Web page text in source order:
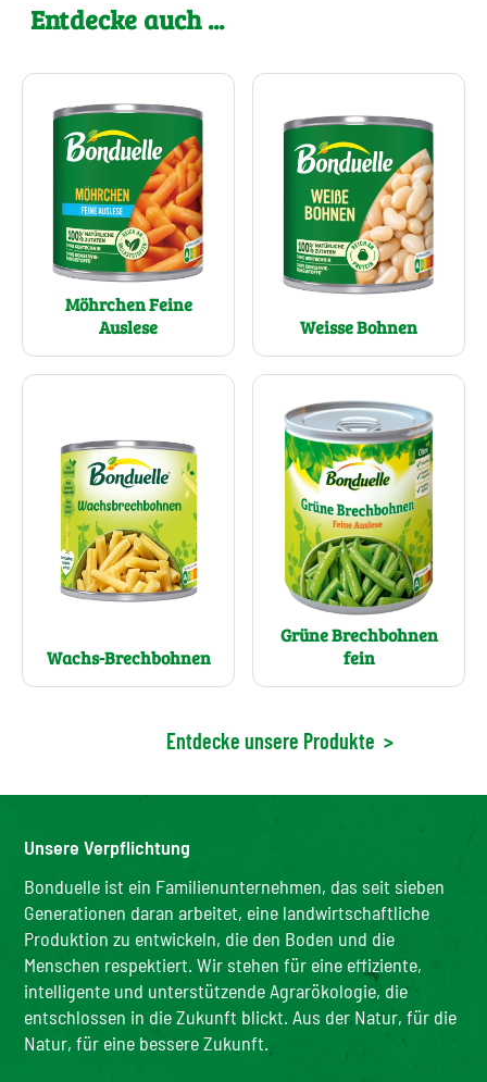
Entdecke auch ...
Möhrchen Feine
Auslese
Weisse Bohnen
Wachs-Brechbohnen
Grüne Brechbohnen
fein
Entdecke unsere Produkte >
Unsere Verpflichtung
Bonduelle ist ein Familienunternehmen, das seit sieben
Generationen daran arbeitet, eine landwirtschaftliche
Produktion zu entwickeln, die den Boden und die
Menschen respektiert. Wir stehen für eine effiziente,
intelligente und unterstützende Agrarökologie, die
entschlossen in die Zukunft blickt. Aus der Natur, für die
Natur, für eine bessere Zukunft.